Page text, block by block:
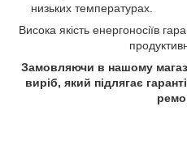
низьких температурах.
Висока якість енергоносіїв
Замовляючи в нашому
виріб, який підлягає